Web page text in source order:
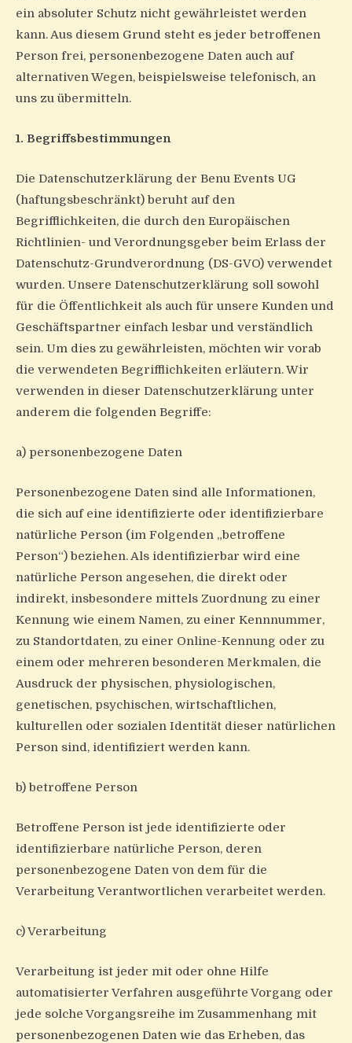
ein absoluter Schutz nicht gewährleistet werden
kann. Aus diesem Grund steht es jeder betroffenen
Person frei, personenbezogene Daten auch auf
alternativen Wegen, beispielsweise telefonisch, an
uns zu übermitteln.
1. Begriffsbestimmungen
Die Datenschutzerklärung der Benu Events UG
(haftungsbeschränkt) beruht auf den
Begrifflichkeiten, die durch den Europäischen
Richtlinien- und Verordnungsgeber beim Erlass der
Datenschutz-Grundverordnung (DS-GVO) verwendet
wurden. Unsere Datenschutzerklärung soll sowohl
für die Öffentlichkeit als auch für unsere Kunden und
Geschäftspartner einfach lesbar und verständlich
sein. Um dies zu gewährleisten, möchten wir vorab
die verwendeten Begrifflichkeiten erläutern. Wir
verwenden in dieser Datenschutzerklärung unter
anderem die folgenden Begriffe:
a) personenbezogene Daten
Personenbezogene Daten sind alle Informationen,
die sich auf eine identifizierte oder identifizierbare
natürliche Person (im Folgenden „betroffene
Person“) beziehen. Als identifizierbar wird eine
natürliche Person angesehen, die direkt oder
indirekt, insbesondere mittels Zuordnung zu einer
Kennung wie einem Namen, zu einer Kennnummer,
zu Standortdaten, zu einer Online-Kennung oder zu
einem oder mehreren besonderen Merkmalen, die
Ausdruck der physischen, physiologischen,
genetischen, psychischen, wirtschaftlichen,
kulturellen oder sozialen Identität dieser natürlichen
Person sind, identifiziert werden kann.
b) betroffene Person
Betroffene Person ist jede identifizierte oder
identifizierbare natürliche Person, deren
personenbezogene Daten von dem für die
Verarbeitung Verantwortlichen verarbeitet werden.
c) Verarbeitung
Verarbeitung ist jeder mit oder ohne Hilfe
automatisierter Verfahren ausgeführte Vorgang oder
jede solche Vorgangsreihe im Zusammenhang mit
personenbezogenen Daten wie das Erheben, das